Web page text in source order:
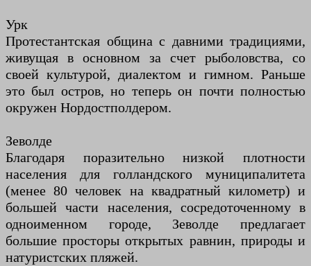
Урк
Протестантская община с давними традициями,
живущая в основном за счет рыболовства, со
своей культурой, диалектом и гимном. Раньше
это был остров, но теперь он почти полностью
окружен Нордостполдером.
Зеволде
Благодаря поразительно низкой плотности
населения для голландского муниципалитета
(менее 80 человек на квадратный километр) и
большей части населения, сосредоточенному в
одноименном городе, Зеволде предлагает
большие просторы открытых равнин, природы и
натуристских пляжей.